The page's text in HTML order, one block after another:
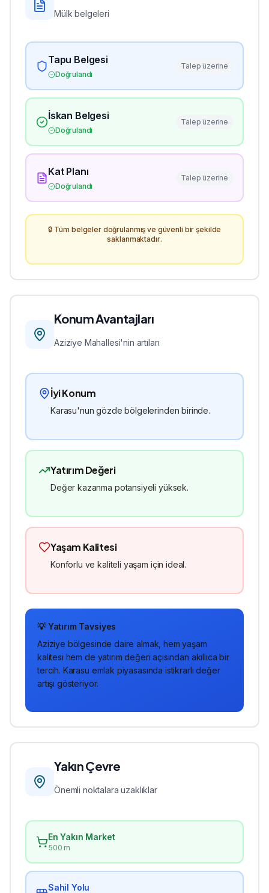
Mülk belgeleri
Tapu Belgesi
Doğrulandı
Talep üzerine
İskan Belgesi
Doğrulandı
Talep üzerine
Kat Planı
Doğrulandı
Talep üzerine
🔒 Tüm belgeler doğrulanmış ve güvenli bir şekilde
saklanmaktadır.
Konum Avantajları
Aziziye Mahallesi'nin artıları
İyi Konum
Karasu'nun gözde bölgelerinden birinde.
Yatırım Değeri
Değer kazanma potansiyeli yüksek.
Yaşam Kalitesi
Konforlu ve kaliteli yaşam için ideal.
💡 Yatırım Tavsiyes
Aziziye bölgesindedaire almak, hem yaşam
kalitesi hem de yatırım değeri açısından akıllıca bir
tercih. Karasu emlak piyasasında istikrarlı değer
artışı gösteriyor.
Yakın Çevre
Önemli noktalara uzaklıklar
En Yakın Market
500 m
Sahil Yolu